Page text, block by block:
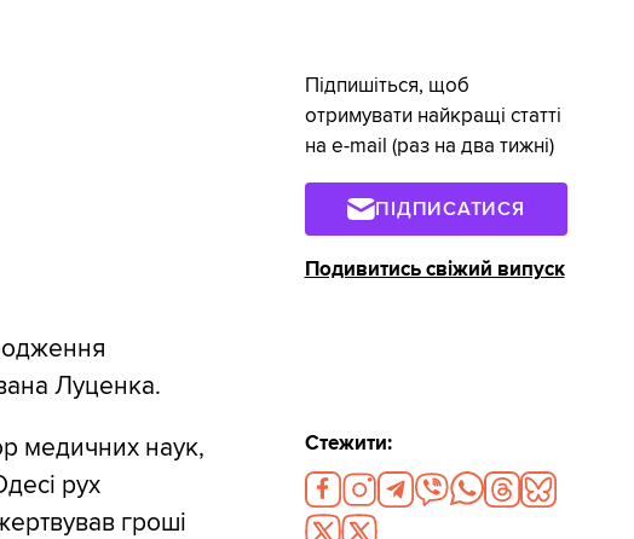
Луценка.
медичних наук,
рух
гроші
Підпишіться, щоб
отримувати найкращі статті
на e-mail (раз на два тижні)
ПІДПИСАТИСЯ
Подивитись свіжий випуск
Стежити: